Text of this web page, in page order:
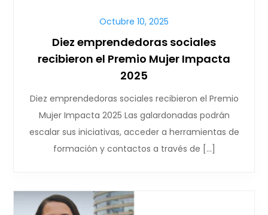
Octubre 10, 2025
Diez emprendedoras sociales
recibieron el Premio Mujer Impacta
2025
Diez emprendedoras sociales recibieron el Premio
Mujer Impacta 2025 Las galardonadas podrán
escalar sus iniciativas, acceder a herramientas de
formación y contactos a través de […]